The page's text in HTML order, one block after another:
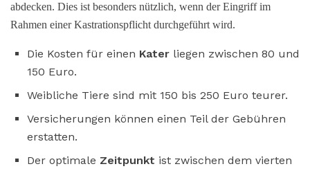
abdecken. Dies ist besonders nützlich, wenn der Eingriff im
Rahmen einer Kastrationspflicht durchgeführt wird.
Die Kosten für einen Kater liegen zwischen 80 und
150 Euro.
Weibliche Tiere sind mit 150 bis 250 Euro teurer.
Versicherungen können einen Teil der Gebühren
erstatten.
Der optimale Zeitpunkt ist zwischen dem vierten